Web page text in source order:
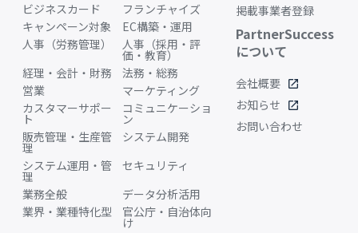
ビジネスカード
フランチャイズ
キャンペーン対象
EC構築・運用
人事（労務管理）
人事（採用・評
価・教育）
経理・会計・財務
法務・総務
営業
マーケティング
カスタマーサポー
ト
コミュニケーショ
ン
販売管理・生産管
理
システム開発
システム運用・管
理
セキュリティ
業務全般
データ分析活用
業界・業種特化型
官公庁・自治体向
け
掲載事業者登録
PartnerSuccess
について
会社概要 open_in_new
お知らせ open_in_new
お問い合わせ